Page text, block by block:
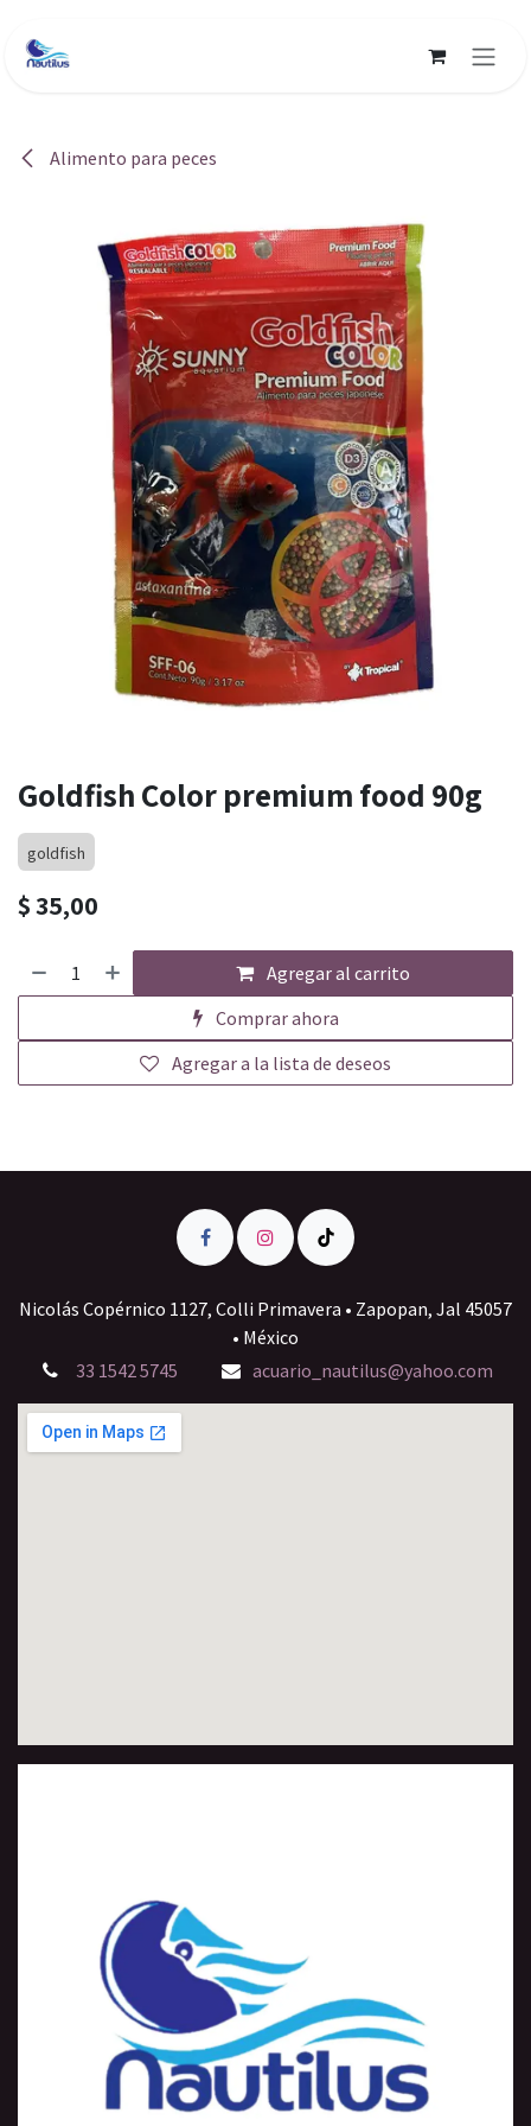
Alimento para peces
Goldfish Color premium food 90g
goldfish
$35,00
Agregar al carrito
Comprar ahora
Agregar a la lista de deseos
Nicolás Copérnico 1127, Colli Primavera • Zapopan, Jal 45057
• México
33 1542 5745
acuario_nautilus@yahoo.com